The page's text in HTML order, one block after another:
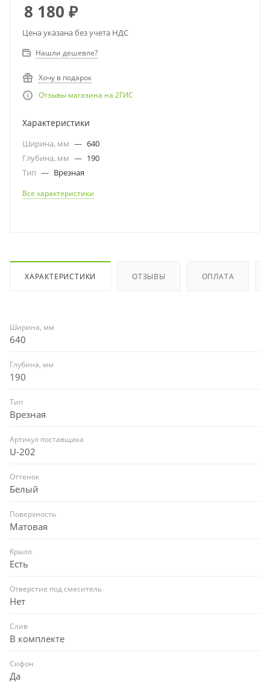
8 180 ₽
Цена указана без учета НДС
Нашли дешевле?
Хочу в подарок
Отзывы магазина на 2ГИС
Характеристики
Ширина, мм — 640
Глубина, мм — 190
Тип — Врезная
Все характеристики
ХАРАКТЕРИСТИКИ ОТЗЫВЫ ОПЛАТА
Ширина, мм
640
Глубина, мм
190
Тип
Врезная
Артикул поставщика
U-202
Оттенок
Белый
Поверхность
Матовая
Крыло
Есть
Отверстие под смеситель
Нет
Слив
В комплекте
Сифон
Да